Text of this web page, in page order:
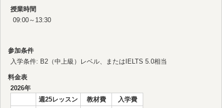
授業時間
09:00～13:30
参加条件
入学条件: B2（中上級）レベル、またはIELTS 5.0相当
料金表
2026年
週25レッスン
教材費
入学費